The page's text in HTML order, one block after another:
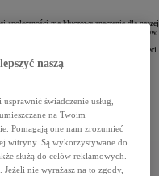
społeczności ma kluczowe znaczenie dla naszej
sieci prowadzone przez naszych pracowników.
i działań oraz doradzają w zakresie DE&I. Sieci
zostać wolontariuszem lub po prostu
naszą
świadczenie usług,
na Twoim
Pomagają one nam zrozumieć
witryny. Są wykorzystywane do
służą do celów reklamowych.
nie wyrażasz na to zgody,